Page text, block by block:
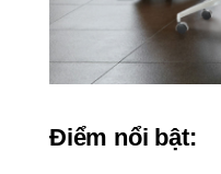
Điểm nổi bật: